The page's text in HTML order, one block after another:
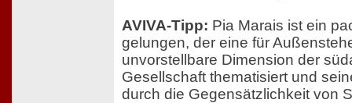
AVIVA-Tipp: Pia Marais ist ein
gelungen, der eine für
unvorstellbare Dimension der
Gesellschaft thematisiert und
durch die Gegensätzlichkeit von